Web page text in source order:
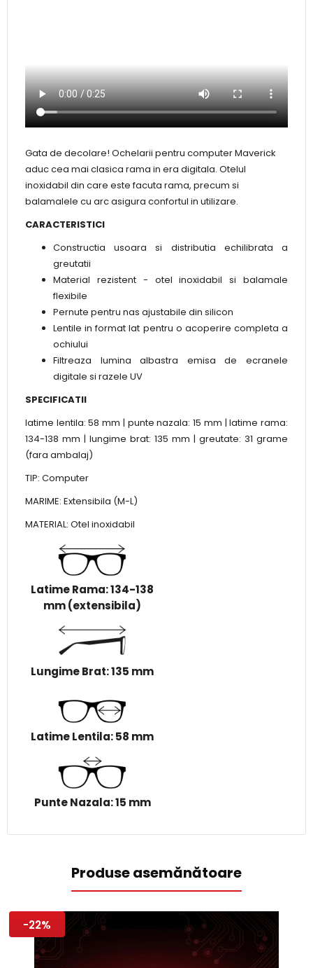
Gata de decolare! Ochelarii pentru computer Maverick
aduc cea mai clasica rama in era digitala. Otelul
inoxidabil din care este facuta rama, precum si
balamalele cu arc asigura confortul in utilizare.
CARACTERISTICI
Constructia usoara si distributia echilibrata a
greutatii
Material rezistent - otel inoxidabil si balamale
flexibile
Pernute pentru nas ajustabile din silicon
Lentile in format lat pentru o acoperire completa a
ochiului
Filtreaza lumina albastra emisa de ecranele
digitale si razele UV
SPECIFICATII
latime lentila: 58 mm | punte nazala: 15 mm | latime rama:
134-138 mm | lungime brat: 135 mm | greutate: 31 grame
(fara ambalaj)
TIP: Computer
MARIME: Extensibila (M-L)
MATERIAL: Otel inoxidabil
Latime Rama: 134-138
mm (extensibila)
Lungime Brat: 135 mm
Latime Lentila: 58 mm
Punte Nazala: 15 mm
Produse asemănătoare
-22%